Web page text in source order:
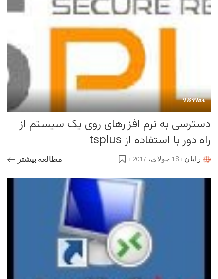
TSPlus
دسترسی به نرم افزارهای روی یک سیستم از
راه دور با استفاده از tsplus
Postedرایان 18 جولای، 2017 مطالعه بیشتر